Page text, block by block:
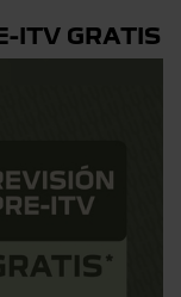
ITV GRATIS